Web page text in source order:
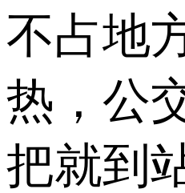
不占地
热，公
把就到